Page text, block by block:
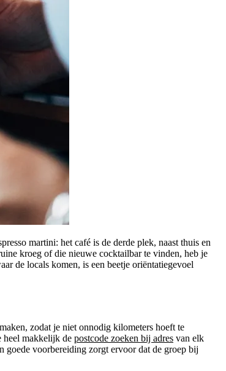
martini: het café is de derde plek, naast thuis en
kroeg of die nieuwe cocktailbar te vinden, heb je
de locals komen, is een beetje oriëntatiegevoel
zodat je niet onnodig kilometers hoeft te
heel makkelijk de postcode zoeken bij adres van elk
goede voorbereiding zorgt ervoor dat de groep bij